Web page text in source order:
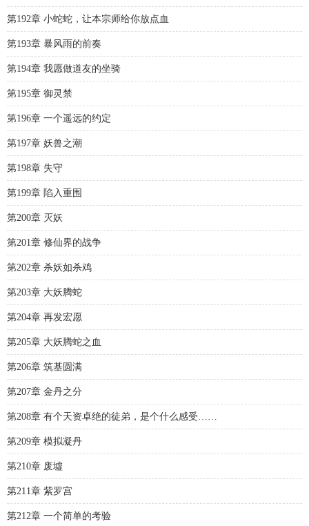
第192章 小蛇蛇，让本宗师给你放点血
第193章 暴风雨的前奏
第194章 我愿做道友的坐骑
第195章 御灵禁
第196章 一个遥远的约定
第197章 妖兽之潮
第198章 失守
第199章 陷入重围
第200章 灭妖
第201章 修仙界的战争
第202章 杀妖如杀鸡
第203章 大妖腾蛇
第204章 再发宏愿
第205章 大妖腾蛇之血
第206章 筑基圆满
第207章 金丹之分
第208章 有个天资卓绝的徒弟，是个什么感受……
第209章 模拟凝丹
第210章 废墟
第211章 紫罗宫
第212章 一个简单的考验